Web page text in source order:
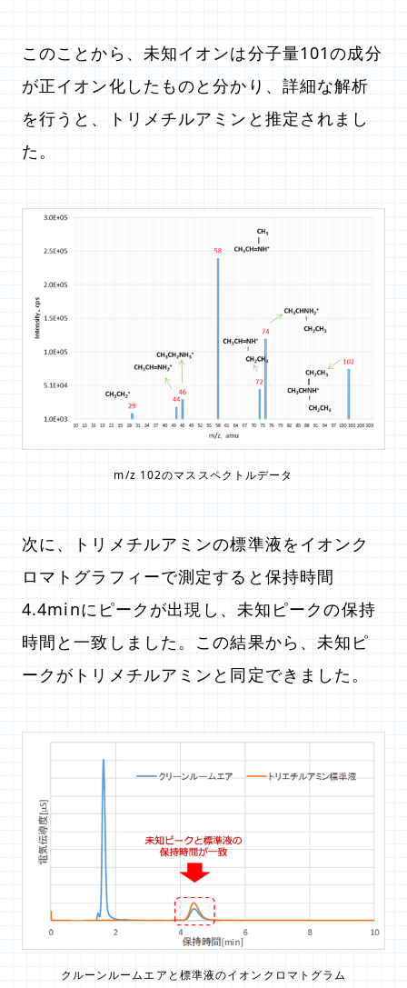
このことから、未知イオンは分子量101の成分
が正イオン化したものと分かり、詳細な解析
を行うと、トリメチルアミンと推定されまし
た。
m/z 102のマススペクトルデータ
次に、トリメチルアミンの標準液をイオンク
ロマトグラフィーで測定すると保持時間
4.4minにピークが出現し、未知ピークの保持
時間と一致しました。この結果から、未知ピ
ークがトリメチルアミンと同定できました。
クルーンルームエアと標準液のイオンクロマトグラム